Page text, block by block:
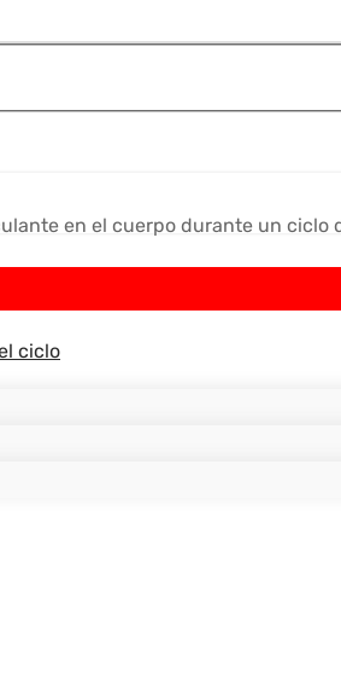
en el cuerpo durante un ciclo
ciclo